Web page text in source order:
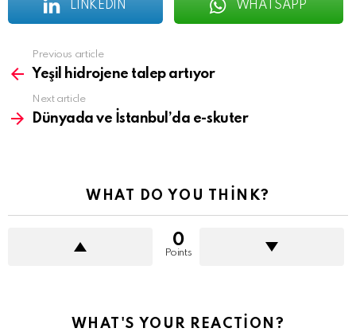
LINKEDIN WHATSAPP
more
Previous article
Yeşil hidrojene talep artıyor
Next article
Dünyada ve İstanbul’da e-skuter
WHAT DO YOU THINK?
0
Points
WHAT'S YOUR REACTION?